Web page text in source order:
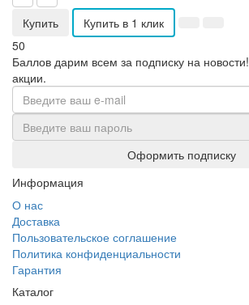
Купить
Купить в 1 клик
50
Баллов дарим всем за подписку на новости!
акции.
Оформить подписку
Информация
О нас
Доставка
Пользовательское соглашение
Политика конфиденциальности
Гарантия
Каталог